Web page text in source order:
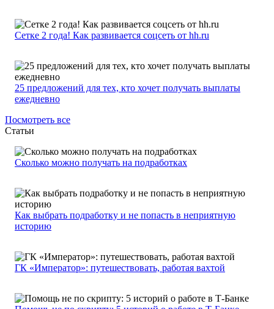
Сетке 2 года! Как развивается соцсеть от hh.ru
25 предложений для тех, кто хочет получать выплаты
ежедневно
Посмотреть все
Статьи
Сколько можно получать на подработках
Как выбрать подработку и не попасть в неприятную
историю
ГК «Император»: путешествовать, работая вахтой